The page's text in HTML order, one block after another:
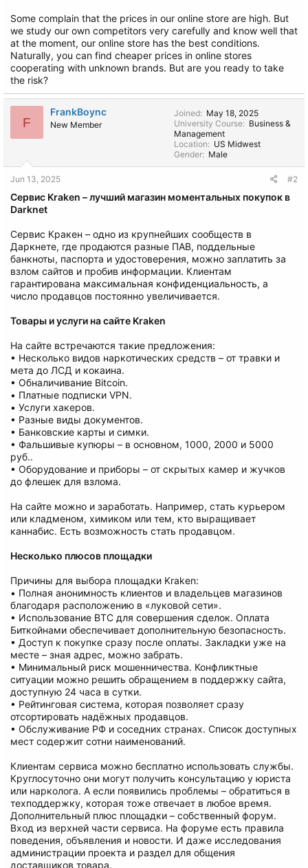
Some complain that the prices in our online store are high. But
we study our own competitors very carefully and know well that
at the moment, our online store has the best conditions.
Naturally, you can find cheaper prices in online stores
cooperating with unknown brands. But are you ready to take
the risk?
F
FrankBoync
New Member
Joined
May 18, 2025
University Course
Business &
Management
Location
US Midwest
Gender
Male
Jun 13, 2025 #2
Сервис Kraken – лучший магазин моментальных покупок в
Darknet
Сервис Кракен – одно из крупнейших сообществ в
Даркнете, где продаются разные ПАВ, поддельные
банкноты, паспорта и удостоверения, можно заплатить за
взлом сайтов и пробив информации. Клиентам
гарантирована максимальная конфиденциальность, а
число продавцов постоянно увеличивается.
Товары и услуги на сайте Kraken
На сайте встречаются такие предложения:
• Несколько видов наркотических средств – от травки и
мета до ЛСД и кокаина.
• Обналичивание Bitcoin.
• Платные подписки VPN.
• Услуги хакеров.
• Разные виды документов.
• Банковские карты и симки.
• Фальшивые купюры – в основном, 1000, 2000 и 5000
руб..
• Оборудование и приборы – от скрытых камер и жучков
до флешек для взлома.
На сайте можно и заработать. Например, стать курьером
или кладменом, химиком или тем, кто выращивает
каннабис. Есть возможность стать продавцом.
Несколько плюсов площадки
Причины для выбора площадки Kraken:
• Полная анонимность клиентов и владельцев магазинов
благодаря расположению в «луковой сети».
• Использование BTC для совершения сделок. Оплата
Биткойнами обеспечивает дополнительную безопасность.
• Доступ к покупке сразу после оплаты. Закладки уже на
месте – зная адрес, можно забрать.
• Минимальный риск мошенничества. Конфликтные
ситуации можно решить обращением в поддержку сайта,
доступную 24 часа в сутки.
• Рейтинговая система, которая позволяет сразу
отсортировать надёжных продавцов.
• Обслуживание РФ и соседних странах. Список доступных
мест содержит сотни наименований.
Клиентам сервиса можно бесплатно использовать службы.
Круглосуточно они могут получить консультацию у юриста
или нарколога. А если появились проблемы – обратиться в
техподдержку, которая тоже отвечает в любое время.
Дополнительный плюс площадки – собственный форум.
Вход из верхней части сервиса. На форуме есть правила
поведения, объявления и новости. И даже исследования
администрации проекта и раздел для общения
доставщиков товара.